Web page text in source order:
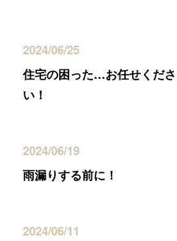
2024/06/25
住宅の困った…お任せくださ
い！
2024/06/19
雨漏りする前に！
2024/06/11